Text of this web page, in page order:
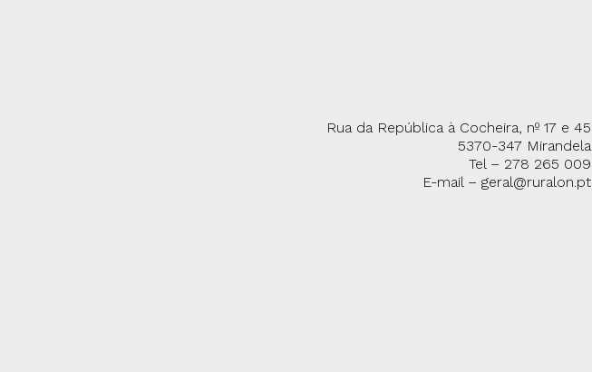
Rua da República à Cocheira, nº 17 e 45
5370-347 Mirandela
Tel – 278 265 009
E-mail – geral@ruralon.pt